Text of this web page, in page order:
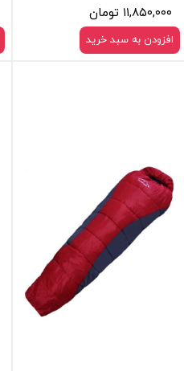
۱۱,۸۵۰,۰۰۰ تومان
افزودن به سبد خرید